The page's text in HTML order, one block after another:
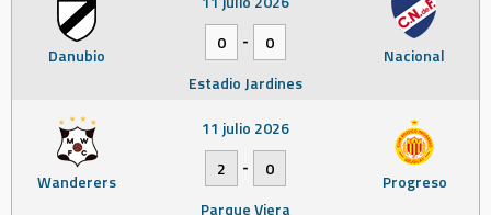
Danubio Nacional
0
-
0
Estadio Jardines
Wanderers Progreso
11 julio 2026
2
-
0
Parque Viera